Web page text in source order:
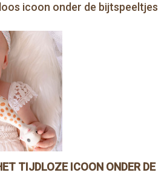
icoon onder de bijtspeeltjes
TIJDLOZE ICOON ONDER DE